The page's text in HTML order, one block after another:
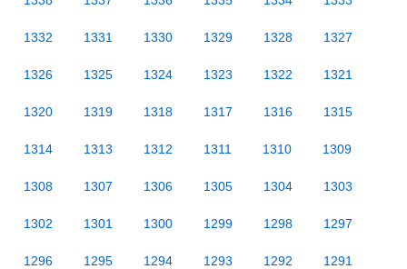
1332 1331 1330 1329 1328 1327
1326 1325 1324 1323 1322 1321
1320 1319 1318 1317 1316 1315
1314 1313 1312 1311 1310 1309
1308 1307 1306 1305 1304 1303
1302 1301 1300 1299 1298 1297
1296 1295 1294 1293 1292 1291